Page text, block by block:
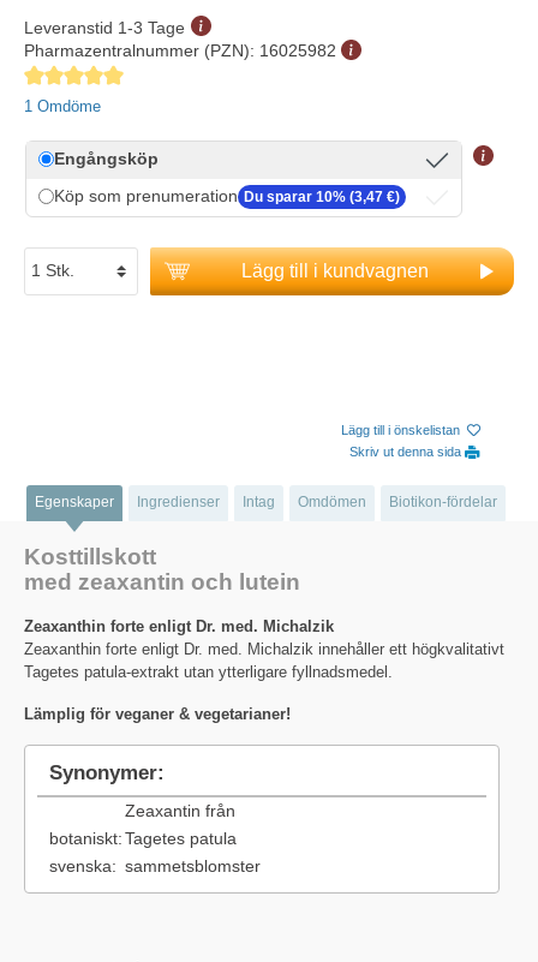
Leveranstid 1-3 Tage
Pharmazentralnummer (PZN): 16025982
Genomsnittligt betyg på 5 av 5 stjärnor
1 Omdöme
Engångsköp
Köp som prenumeration Du sparar 10% (3,47 €)
Lägg till i kundvagnen
Lägg till i önskelistan
Skriv ut denna sida
Egenskaper Ingredienser Intag Omdömen Biotikon-fördelar
Kosttillskott
med zeaxantin och lutein
Zeaxanthin forte enligt Dr. med. Michalzik
Zeaxanthin forte enligt Dr. med. Michalzik innehåller ett högkvalitativt
Tagetes patula-extrakt utan ytterligare fyllnadsmedel.
Lämplig för veganer & vegetarianer!
Synonymer:
Zeaxantin från
botaniskt:Tagetes patula
svenska: sammetsblomster